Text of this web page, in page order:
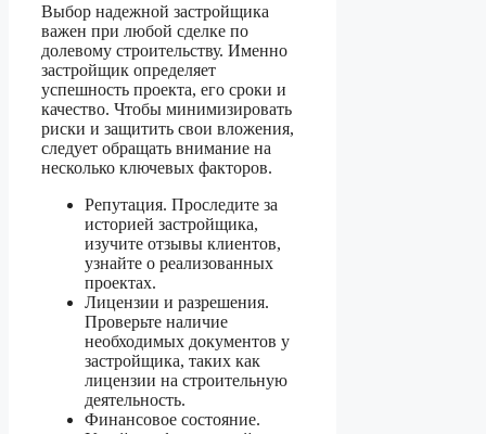
Выбор надежной застройщика
важен при любой сделке по
долевому строительству. Именно
застройщик определяет
успешность проекта, его сроки и
качество. Чтобы минимизировать
риски и защитить свои вложения,
следует обращать внимание на
несколько ключевых факторов.
Репутация. Проследите за
историей застройщика,
изучите отзывы клиентов,
узнайте о реализованных
проектах.
Лицензии и разрешения.
Проверьте наличие
необходимых документов у
застройщика, таких как
лицензии на строительную
деятельность.
Финансовое состояние.